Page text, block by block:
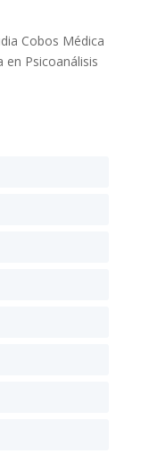
Cobos Médica
en Psicoanálisis